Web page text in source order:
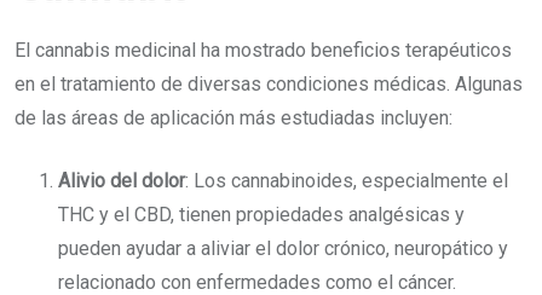
El cannabis medicinal ha mostrado beneficios terapéuticos
en el tratamiento de diversas condiciones médicas. Algunas
de las áreas de aplicación más estudiadas incluyen:
Alivio del dolor: Los cannabinoides, especialmente el
THC y el CBD, tienen propiedades analgésicas y
pueden ayudar a aliviar el dolor crónico, neuropático y
relacionado con enfermedades como el cáncer.